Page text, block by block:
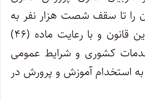
را تا سقف شصت هزار نفر به
شرح مندرج در این قانون و با رعایت ماده (۴۶)
کشوری و شرایط عمومی
استخدام آموزش و پرورش در